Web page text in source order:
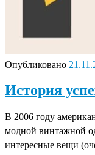
Опубликовано
История
В 2006 году
модной винтажной
интересные вещи